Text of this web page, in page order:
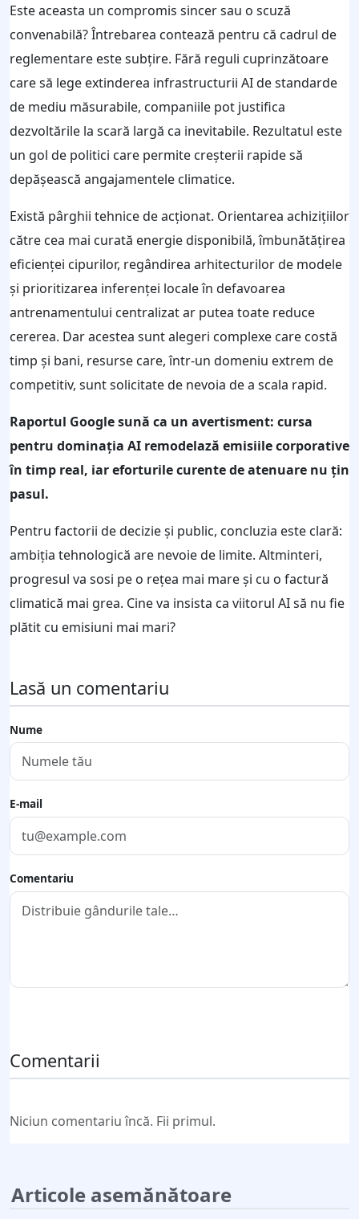
Este aceasta un compromis sincer sau o scuză
convenabilă? Întrebarea contează pentru că cadrul de
reglementare este subțire. Fără reguli cuprinzătoare
care să lege extinderea infrastructurii AI de standarde
de mediu măsurabile, companiile pot justifica
dezvoltările la scară largă ca inevitabile. Rezultatul este
un gol de politici care permite creșterii rapide să
depășească angajamentele climatice.
Există pârghii tehnice de acționat. Orientarea achizițiilor
către cea mai curată energie disponibilă, îmbunătățirea
eficienței cipurilor, regândirea arhitecturilor de modele
și prioritizarea inferenței locale în defavoarea
antrenamentului centralizat ar putea toate reduce
cererea. Dar acestea sunt alegeri complexe care costă
timp și bani, resurse care, într-un domeniu extrem de
competitiv, sunt solicitate de nevoia de a scala rapid.
Raportul Google sună ca un avertisment: cursa
pentru dominația AI remodelază emisiile corporative
în timp real, iar eforturile curente de atenuare nu țin
pasul.
Pentru factorii de decizie și public, concluzia este clară:
ambiția tehnologică are nevoie de limite. Altminteri,
progresul va sosi pe o rețea mai mare și cu o factură
climatică mai grea. Cine va insista ca viitorul AI să nu fie
plătit cu emisiuni mai mari?
Lasă un comentariu
Nume
E-mail
Comentariu
Comentarii
Niciun comentariu încă. Fii primul.
Articole asemănătoare